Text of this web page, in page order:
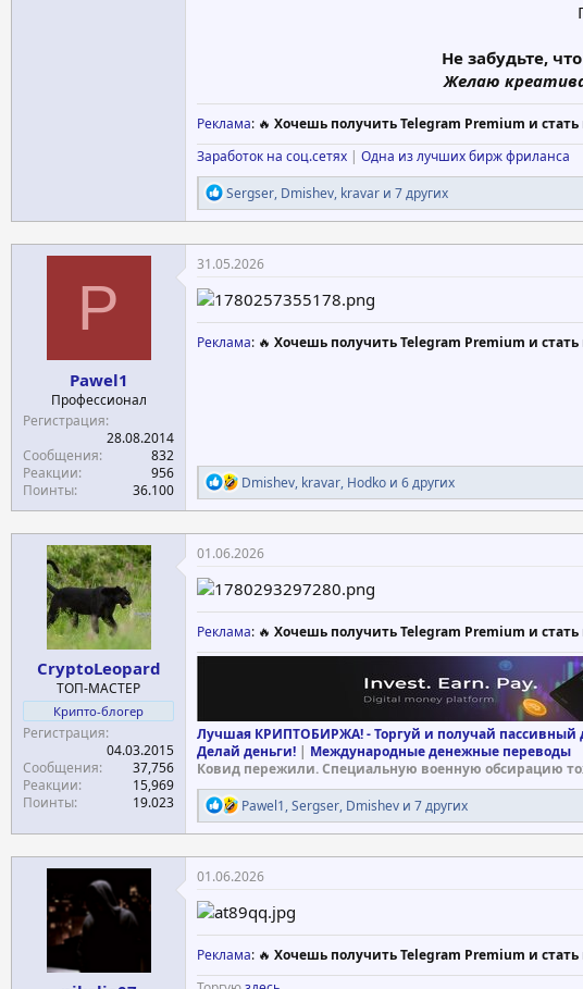
Не забудьте,
Желаю
Реклама: 🔥 Хочешь получить Telegram Premium и стать
Заработок на соц.сетях | Одна из лучших бирж фриланса
Р
е
а
к
ц
и
и
Sergser, Dmishev, kravar и 7 других
P
Pawel1
Профессионал
Регистрация
28.08.2014
Сообщения
832
Реакции
956
Поинты
36.100
31.05.2026
Реклама: 🔥 Хочешь получить Telegram Premium и стать
Р
е
а
к
ц
и
и
Dmishev, kravar, Hodko и 6 других
CryptoLeopard
ТОП-МАСТЕР
Крипто-блогер
Регистрация
04.03.2015
Сообщения
37,756
Реакции
15,969
Поинты
19.023
01.06.2026
Реклама: 🔥 Хочешь получить Telegram Premium и стать
Лучшая КРИПТОБИРЖА! - Торгуй и получай пассивный
Делай деньги! | Международные денежные переводы
Ковид пережили. Специальную военную обсирацию
Р
е
а
к
ц
и
и
Pawel1,Sergser, Dmishev и 7 других
01.06.2026
Реклама: 🔥 Хочешь получить Telegram Premium и стать